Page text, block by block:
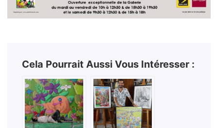
Cela Pourrait Aussi Vous Intéresser :